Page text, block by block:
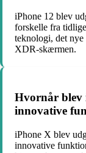
iPhone 12 blev
forskelle fra
teknologi, det nye
XDR-skærmen.
Hvornår blev
innovative
iPhone X blev
innovative